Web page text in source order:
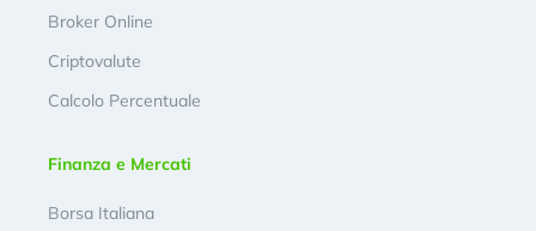
Broker Online
Criptovalute
Calcolo Percentuale
Finanza e Mercati
Borsa Italiana